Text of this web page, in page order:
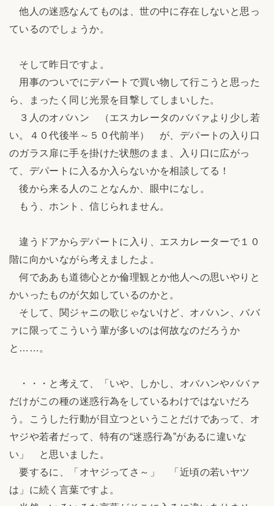
他人の迷惑なんてものは、世の中に存在しないと思っ
ているのでしょうか。
そして昨日ですよ。
用事のついでにデパートで買い物して行こうと思った
ら、まったく同じ光景を目撃してしまいした。
３人のオバハン （エスカレータのババァより少し若
い。４０代後半～５０代前半） が、デパートの入り口
のガラス扉に手を掛けた状態のまま、入り口に広がっ
て、デパートに入るか入らないかを相談してる！
後から来る人のことなんか、眼中になし。
もう、ホント、信じられません。
違うドアからデパートに入り、エスカレーターで１０
階に向かいながら考えましたよ。
何でああも道徳心とか倫理観とか他人への思いやりと
かいったものが欠如しているのかと。
そして、関ジャニの歌じゃないけど、オバハン、ババ
ァに限ってこういう輩が多いのは何故なのだろうか
と……。
・・・と考えて、「いや、しかし、オバハンやババァ
だけがこの種の迷惑行為をしているわけではないだろ
う。こうした行動が目立つということだけであって、オ
ヤジや若者だって、特有の“迷惑行為”があるに違いな
い」 と思いました。
要するに、「オヤジってさ～」 「近頃の若いヤツ
は」に続く言葉ですよ。